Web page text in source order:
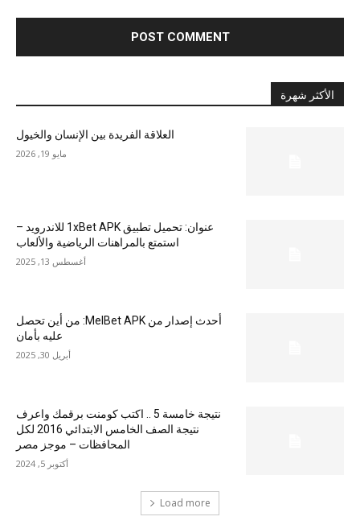
الأكثر شهرة
العلاقة الفريدة بين الإنسان والخيول
مايو 19, 2026
عنوان: تحميل تطبيق 1xBet APK للاندرويد –
استمتع بالمراهنات الرياضية والألعاب
أغسطس 13, 2025
أحدث إصدار من MelBet APK: من أين تحصل
عليه بأمان
أبريل 30, 2025
نتيجة خامسة 5 .. اكتب كومنت برقمك واعرف
نتيجة الصف الخامس الابتدائي 2016 لكل
المحافظات – موجز مصر
أكتوبر 5, 2024
Load more